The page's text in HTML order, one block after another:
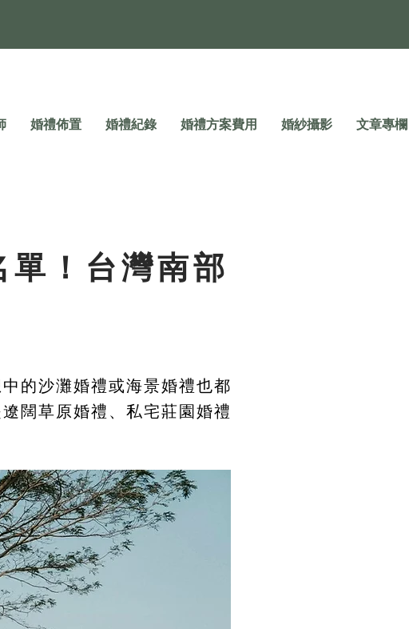
婚禮佈置 婚禮紀錄 婚禮方案費用 婚紗攝影 文章專欄
！台灣南部
的沙灘婚禮或海景婚禮也都
闊草原婚禮、私宅莊園婚禮